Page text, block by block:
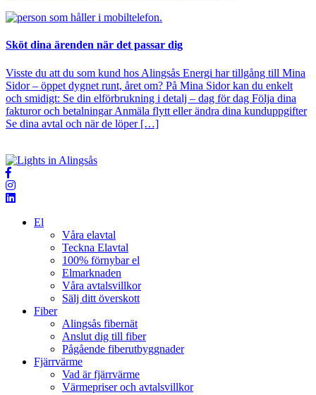
Sköt dina ärenden när det passar dig
Visste du att du som kund hos Alingsås Energi har tillgång till Mina
Sidor – öppet dygnet runt, året om? På Mina Sidor kan du enkelt
och smidigt: Se din elförbrukning i detalj – dag för dag Följa dina
fakturor och betalningar Anmäla flytt eller ändra dina kunduppgifter
Se dina avtal och när de löper […]
El
Våra elavtal
Teckna Elavtal
100% förnybar el
Elmarknaden
Våra avtalsvillkor
Sälj ditt överskott
Fiber
Alingsås fibernät
Anslut dig till fiber
Pågående fiberutbyggnader
Fjärrvärme
Vad är fjärrvärme
Värmepriser och avtalsvillkor